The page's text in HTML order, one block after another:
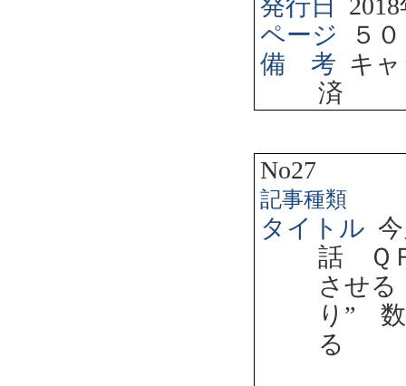
発行日
2018
ページ
５
備 考 キ
済
No27
記事種類
タイトル
話 Ｑ
させ
り” 数
る